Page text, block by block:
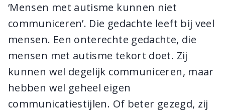
‘Mensen met autisme kunnen niet
communiceren’. Die gedachte leeft bij veel
mensen. Een onterechte gedachte, die
mensen met autisme tekort doet. Zij
kunnen wel degelijk communiceren, maar
hebben wel geheel eigen
communicatiestijlen. Of beter gezegd, zij